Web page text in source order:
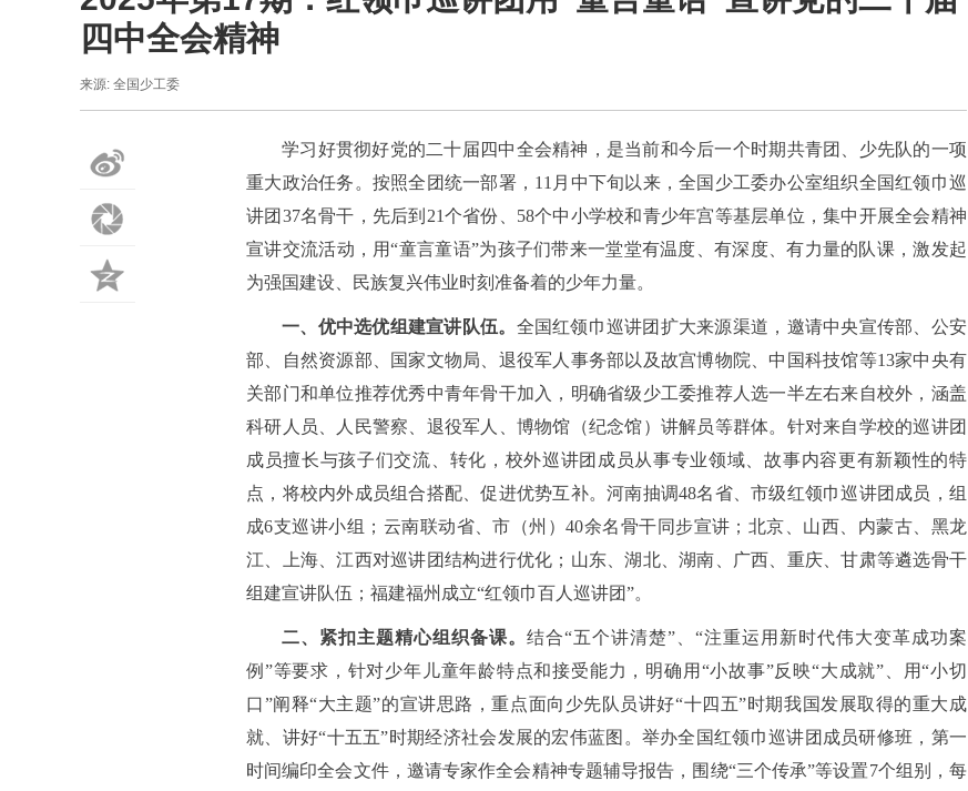
四中全会精神
来源: 全国少工委
学习好贯彻好党的二十届四中全会精神，是当前和今后一个时期共青团、少先队的一项
重大政治任务。按照全团统一部署，11月中下旬以来，全国少工委办公室组织全国红领巾巡
讲团37名骨干，先后到21个省份、58个中小学校和青少年宫等基层单位，集中开展全会精神
宣讲交流活动，用“童言童语”为孩子们带来一堂堂有温度、有深度、有力量的队课，激发起
为强国建设、民族复兴伟业时刻准备着的少年力量。
一、优中选优组建宣讲队伍。 全国红领巾巡讲团扩大来源渠道，邀请中央宣传部、公安
部、自然资源部、国家文物局、退役军人事务部以及故宫博物院、中国科技馆等13家中央有
关部门和单位推荐优秀中青年骨干加入，明确省级少工委推荐人选一半左右来自校外，涵盖
科研人员、人民警察、退役军人、博物馆（纪念馆）讲解员等群体。针对来自学校的巡讲团
成员擅长与孩子们交流、转化，校外巡讲团成员从事专业领域、故事内容更有新颖性的特
点，将校内外成员组合搭配、促进优势互补。河南抽调48名省、市级红领巾巡讲团成员，组
成6支巡讲小组；云南联动省、市（州）40余名骨干同步宣讲；北京、山西、内蒙古、黑龙
江、上海、江西对巡讲团结构进行优化；山东、湖北、湖南、广西、重庆、甘肃等遴选骨干
组建宣讲队伍；福建福州成立“红领巾百人巡讲团”。
二、紧扣主题精心组织备课。 结合“五个讲清楚”、“注重运用新时代伟大变革成功案
例”等要求，针对少年儿童年龄特点和接受能力，明确用“小故事”反映“大成就”、用“小切
口”阐释“大主题”的宣讲思路，重点面向少先队员讲好“十四五”时期我国发展取得的重大成
就、讲好“十五五”时期经济社会发展的宏伟蓝图。举办全国红领巾巡讲团成员研修班，第一
时间编印全会文件，邀请专家作全会精神专题辅导报告，围绕“三个传承”等设置7个组别，每